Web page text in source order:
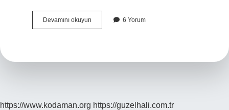
Devamını okuyun
Numarası
6 Yorum
https://www.kodaman.org https://guzelhali.com.tr